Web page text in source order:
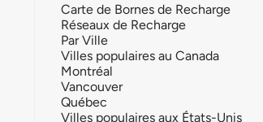
Carte de Bornes de Recharge
Réseaux de Recharge
Par Ville
Villes populaires au Canada
Montréal
Vancouver
Québec
Villes populaires aux États-Unis